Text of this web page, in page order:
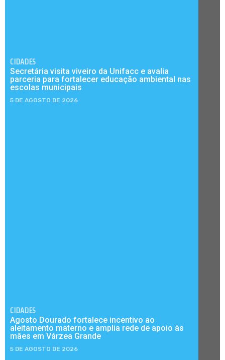
CIDADES
Secretária visita viveiro da Unifacc e avalia
parceria para fortalecer educação ambiental nas
escolas municipais
5 DE AGOSTO DE 2026
CIDADES
Agosto Dourado fortalece incentivo ao
aleitamento materno e amplia rede de apoio às
mães em Várzea Grande
5 DE AGOSTO DE 2026